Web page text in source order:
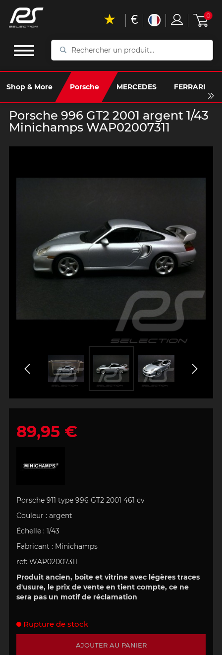
Rechercher
produit...
Shop & More Porsche MERCEDES FERRARI
€ 0
Porsche 996 GT2 2001 argent 1/43
Minichamps WAP02007311
89,95 €
Porsche 911 type 996 GT2 2001 461 cv
Couleur : argent
Échelle : 1/43
Fabricant : Minichamps
ref: WAP02007311
Produit ancien, boîte et vitrine avec légères traces
d'usure, le prix de vente en tient compte, ce ne
sera pas un motif de réclamation
AJOUTER AU PANIER
Rupture de stock